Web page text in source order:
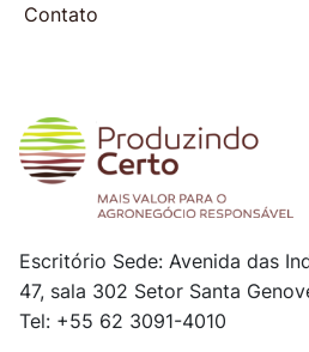
Contato
Escritório Sede: Avenida das
47, sala 302 Setor Santa
Tel: +55 62 3091-4010